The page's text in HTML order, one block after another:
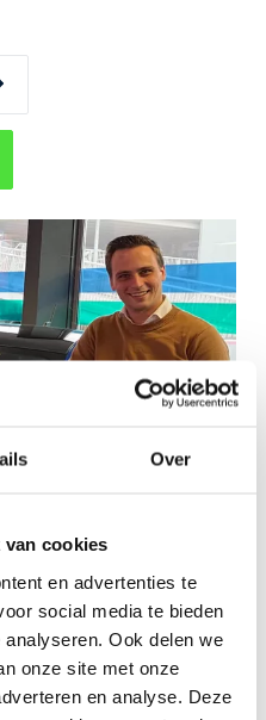
Over
van cookies
en advertenties te
social media te bieden
Ook delen we
onze site met onze
en analyse. Deze
Reviews